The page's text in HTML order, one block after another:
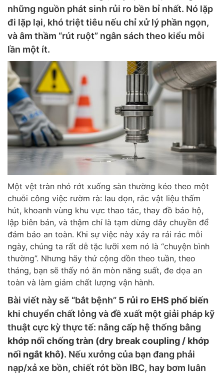
những nguồn phát sinh rủi ro bền bỉ nhất. Nó lặp
đi lặp lại, khó triệt tiêu nếu chỉ xử lý phần ngọn,
và âm thầm “rút ruột” ngân sách theo kiểu mỗi
lần một ít.
Một vệt tràn nhỏ rớt xuống sàn thường kéo theo một
chuỗi công việc rườm rà: lau dọn, rắc vật liệu thấm
hút, khoanh vùng khu vực thao tác, thay đồ bảo hộ,
lập biên bản, và thậm chí là tạm dừng dây chuyền để
đảm bảo an toàn. Khi sự việc này xảy ra rải rác mỗi
ngày, chúng ta rất dễ tặc lưỡi xem nó là “chuyện bình
thường”. Nhưng hãy thử cộng dồn theo tuần, theo
tháng, bạn sẽ thấy nó ăn mòn năng suất, đe dọa an
toàn và làm giảm chất lượng vận hành.
Bài viết này sẽ “bắt bệnh” 5 rủi ro EHS phổ biến
khi chuyển chất lỏng và đề xuất một giải pháp kỹ
thuật cực kỳ thực tế: nâng cấp hệ thống bằng
khớp nối chống tràn (dry break coupling / khớp
nối ngắt khô). Nếu xưởng của bạn đang phải
nạp/xả xe bồn, chiết rót bồn IBC, hay bơm luân